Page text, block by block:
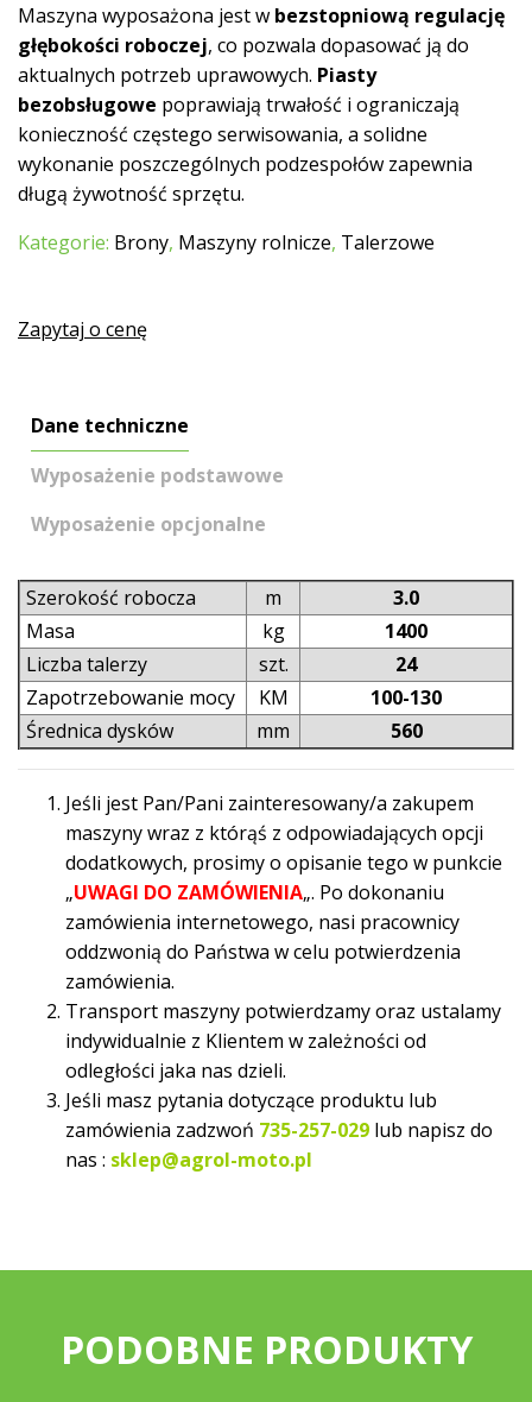
Maszyna wyposażona jest w bezstopniową regulację
głębokości roboczej, co pozwala dopasować ją do
aktualnych potrzeb uprawowych. Piasty
bezobsługowe poprawiają trwałość i ograniczają
konieczność częstego serwisowania, a solidne
wykonanie poszczególnych podzespołów zapewnia
długą żywotność sprzętu.
Kategorie: Brony, Maszyny rolnicze, Talerzowe
Zapytaj o cenę
Dane techniczne
Wyposażenie podstawowe
Wyposażenie opcjonalne
Szerokość robocza m
3.0
Masa
kg
1400
Liczba talerzy
szt.
24
Zapotrzebowanie mocy
KM
100-130
Średnica dysków
mm 560
Jeśli jest Pan/Pani zainteresowany/a zakupem
maszyny wraz z którąś z odpowiadających opcji
dodatkowych, prosimy o opisanie tego w punkcie
„UWAGI DO ZAMÓWIENIA„. Po dokonaniu
zamówienia internetowego, nasi pracownicy
oddzwonią do Państwa w celu potwierdzenia
zamówienia.
Transport maszyny potwierdzamy oraz ustalamy
indywidualnie z Klientem w zależności od
odległości jaka nas dzieli.
Jeśli masz pytania dotyczące produktu lub
zamówienia zadzwoń 735-257-029 lub napisz do
nas : sklep@agrol-moto.pl
PODOBNE PRODUKTY